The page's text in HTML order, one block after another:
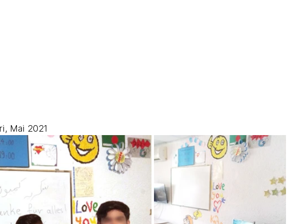
Mai 2021